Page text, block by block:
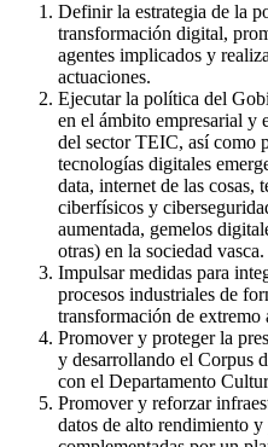
Definir la estrategia de la
transformación digital,
agentes implicados y
actuaciones.
Ejecutar la política del
en el ámbito empresarial y
del sector TEIC, así como
tecnologías digitales
data, internet de las cosas,
ciberfísicos y
aumentada, gemelos
otras) en la sociedad vasca.
Impulsar medidas para
procesos industriales de
transformación de extremo
Promover y proteger la
y desarrollando el Corpus
con el Departamento
Promover y reforzar
datos de alto rendimiento